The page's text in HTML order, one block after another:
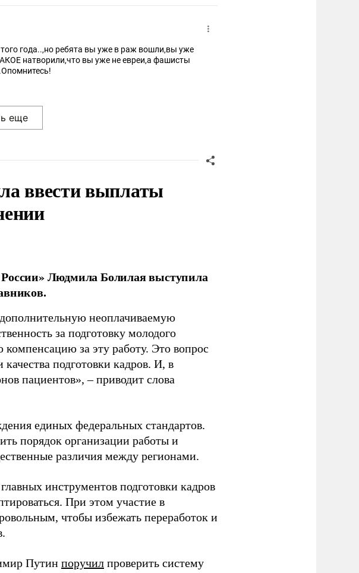
года..,но ребята вы уже в раж вошли,вы уже
натворили,что вы уже не евреи,а фашисты
ввести выплаты
Людмила Болилая выступила
неоплачиваемую
за подготовку молодого
за эту работу. Это вопрос
подготовки кадров. И, в
пациентов», – приводит слова
единых федеральных стандартов.
порядок организации работы и
различия между регионами.
инструментов подготовки кадров
При этом участие в
чтобы избежать переработок и
Путин поручил проверить систему